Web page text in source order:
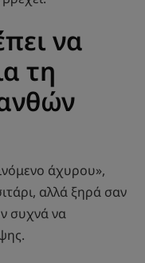
να
τη
άχυρου»,
αλλά ξηρά σαν
συχνά να